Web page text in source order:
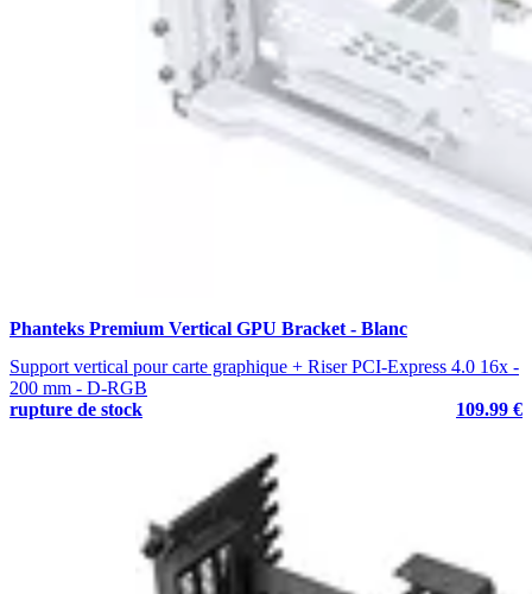
Phanteks Premium Vertical GPU Bracket - Blanc
Support vertical pour carte graphique + Riser PCI-Express 4.0 16x -
200 mm - D-RGB
rupture de stock
109.99 €